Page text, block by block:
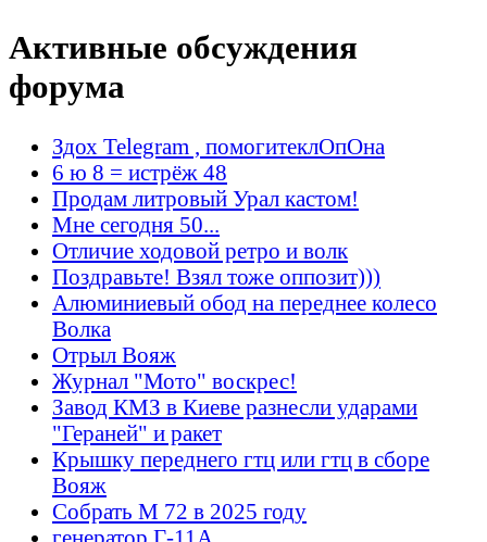
Активные обсуждения
форума
Здох Telegram , помогитеклОпОна
6 ю 8 = истрёж 48
Продам литровый Урал кастом!
Мне сегодня 50...
Отличие ходовой ретро и волк
Поздравьте! Взял тоже оппозит)))
Алюминиевый обод на переднее колесо
Волка
Отрыл Вояж
Журнал "Мото" воскрес!
Завод КМЗ в Киеве разнесли ударами
"Гераней" и ракет
Крышку переднего гтц или гтц в сборе
Вояж
Собрать М 72 в 2025 году